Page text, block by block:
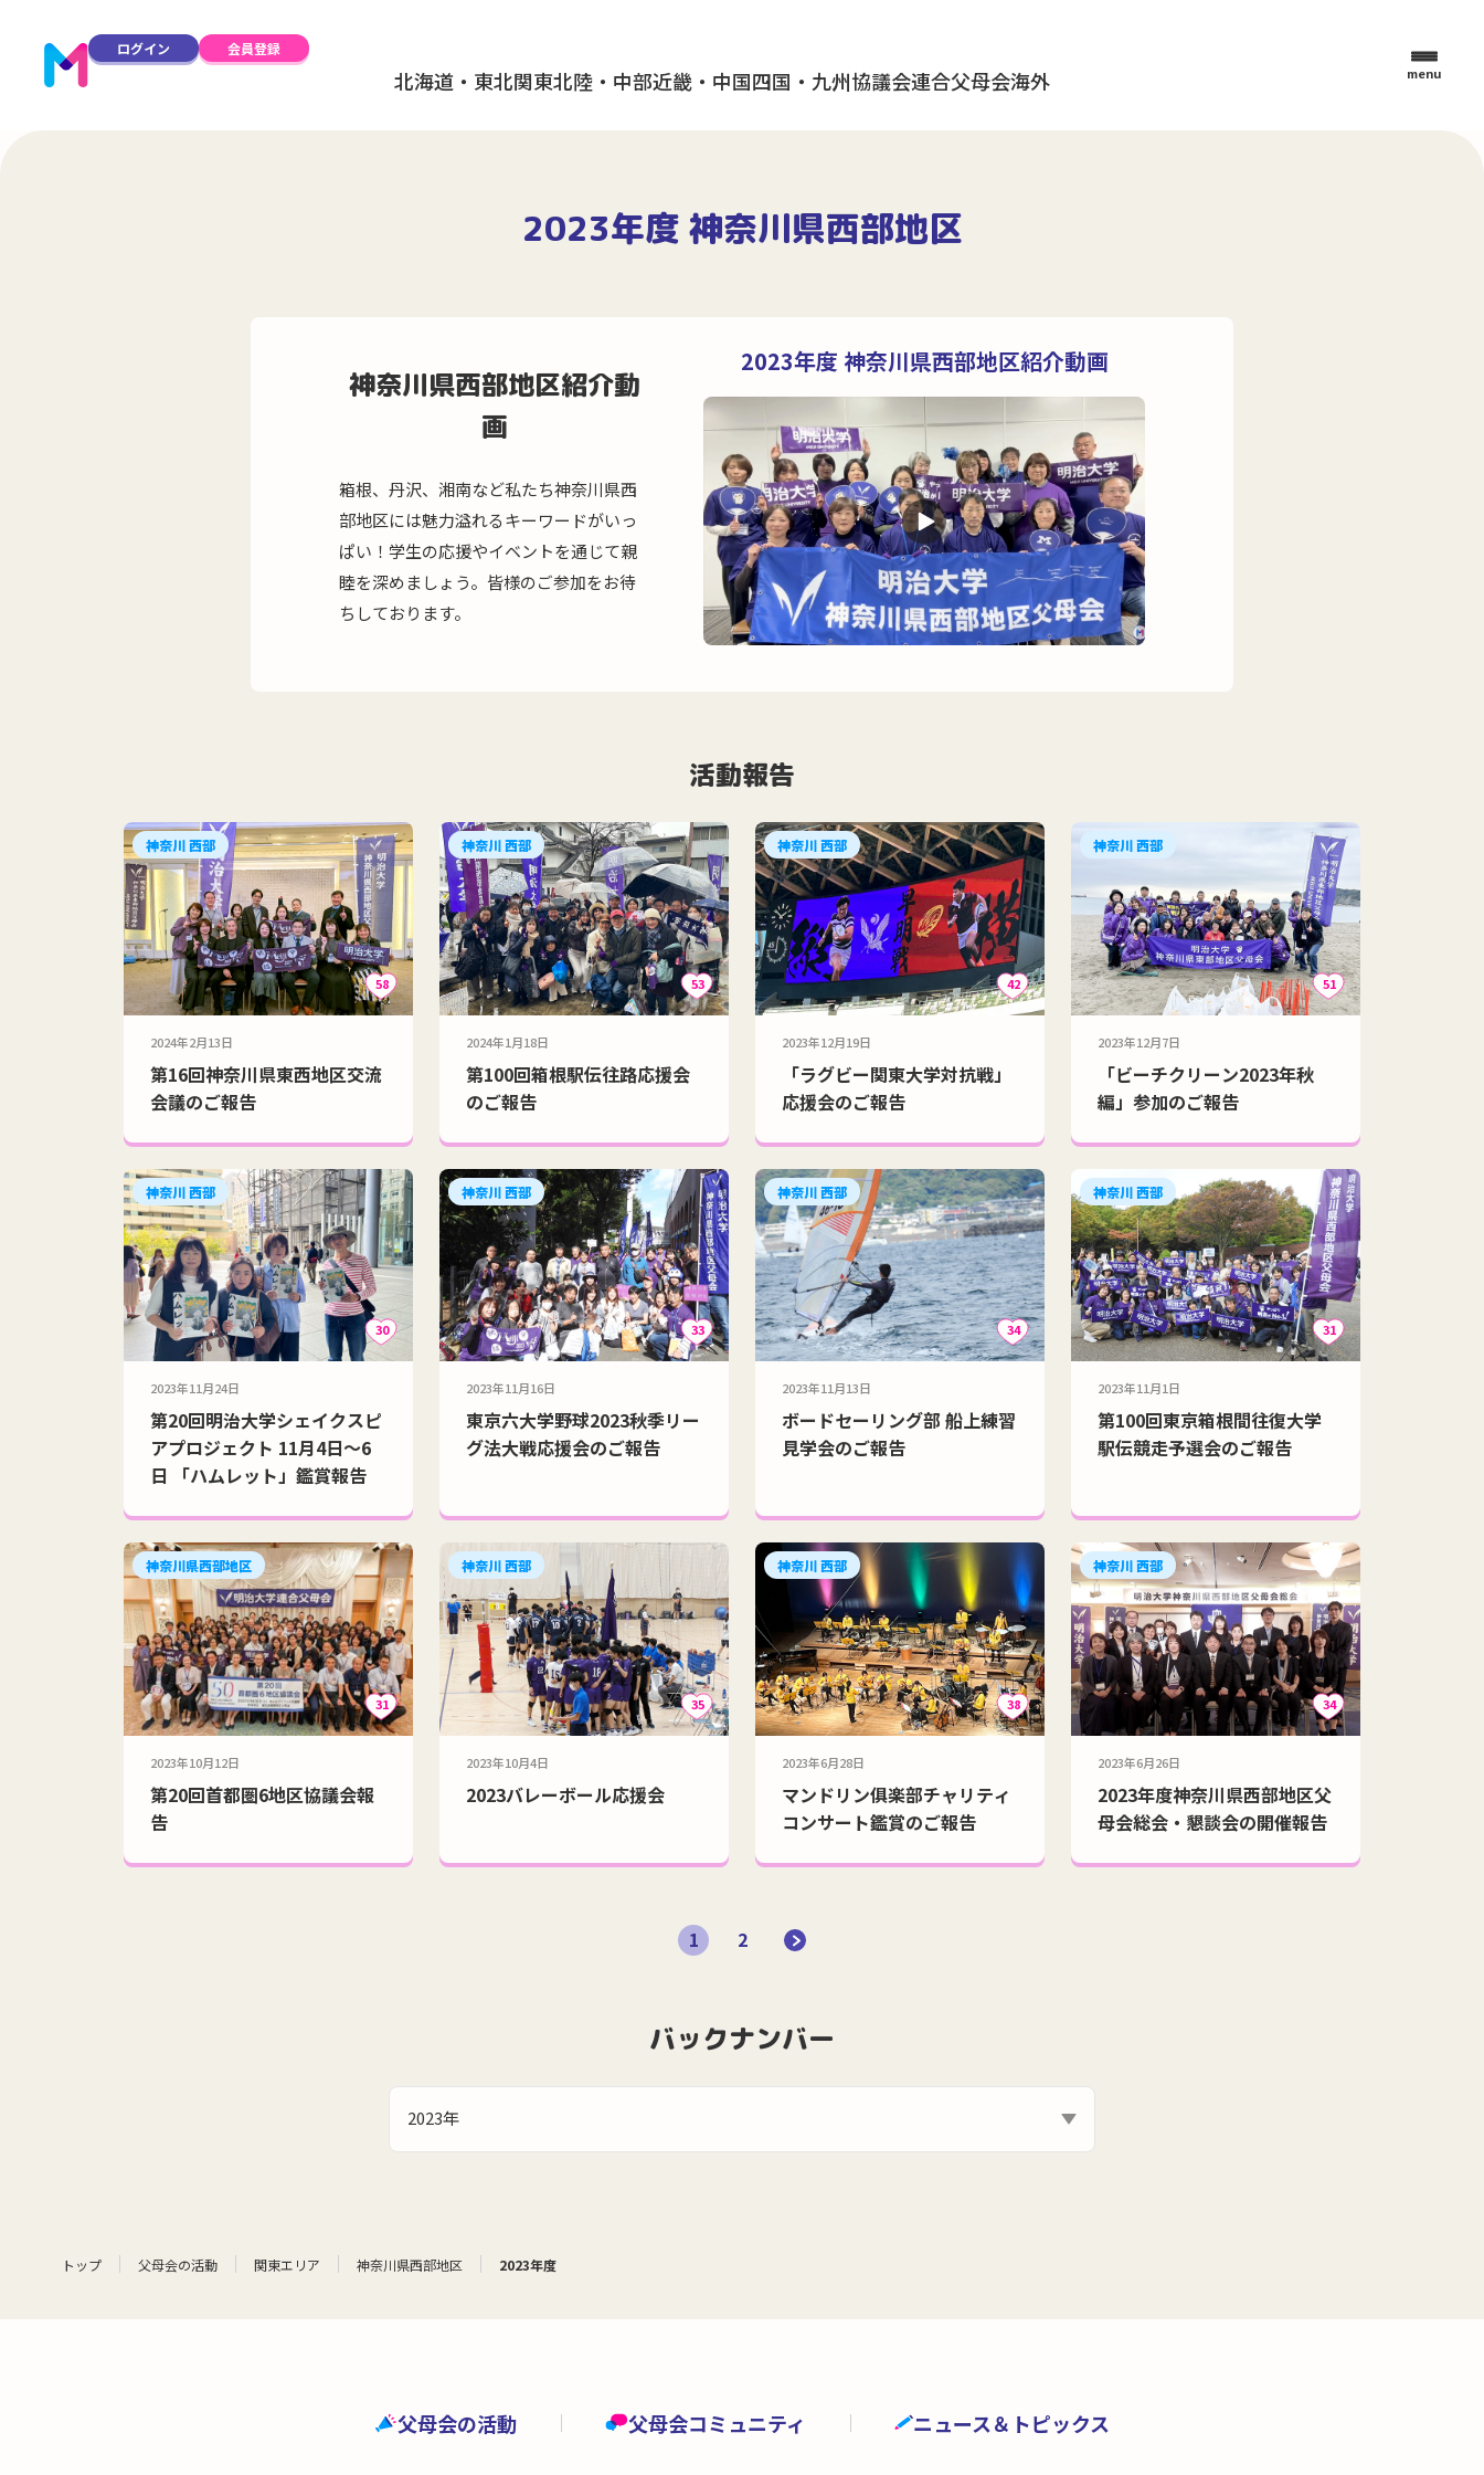
ログイン 会員登録
北海道・東北関東北陸・中部近畿・中国四国・九州協議会連合父母会海外 menu
2023年度 神奈川県西部地区
神奈川県西部地区紹介動
画
箱根、丹沢、湘南など私たち神奈川県西
部地区には魅力溢れるキーワードがいっ
ぱい！学生の応援やイベントを通じて親
睦を深めましょう。皆様のご参加をお待
ちしております。
2023年度 神奈川県西部地区紹介動画
活動報告
神奈川 西部
58
2024年2月13日
第16回神奈川県東西地区交流
会議のご報告
神奈川 西部
53
2024年1月18日
第100回箱根駅伝往路応援会
のご報告
神奈川 西部
42
2023年12月19日
「ラグビー関東大学対抗戦」
応援会のご報告
神奈川 西部
51
2023年12月7日
「ビーチクリーン2023年秋
編」参加のご報告
神奈川 西部
30
2023年11月24日
第20回明治大学シェイクスピ
アプロジェクト 11月4日〜6
日 「ハムレット」鑑賞報告
神奈川 西部
33
2023年11月16日
東京六大学野球2023秋季リー
グ法大戦応援会のご報告
神奈川 西部
34
2023年11月13日
ボードセーリング部 船上練習
見学会のご報告
神奈川 西部
31
2023年11月1日
第100回東京箱根間往復大学
駅伝競走予選会のご報告
神奈川県西部地区
31
2023年10月12日
第20回首都圏6地区協議会報
告
神奈川 西部
35
2023年10月4日
2023バレーボール応援会
神奈川 西部
38
2023年6月28日
マンドリン俱楽部チャリティ
コンサート鑑賞のご報告
神奈川 西部
34
2023年6月26日
2023年度神奈川県西部地区父
母会総会・懇談会の開催報告
1 2
バックナンバー
2023年
トップ 父母会の活動 関東エリア 神奈川県西部地区 2023年度
父母会の活動 父母会コミュニティ ニュース＆トピックス